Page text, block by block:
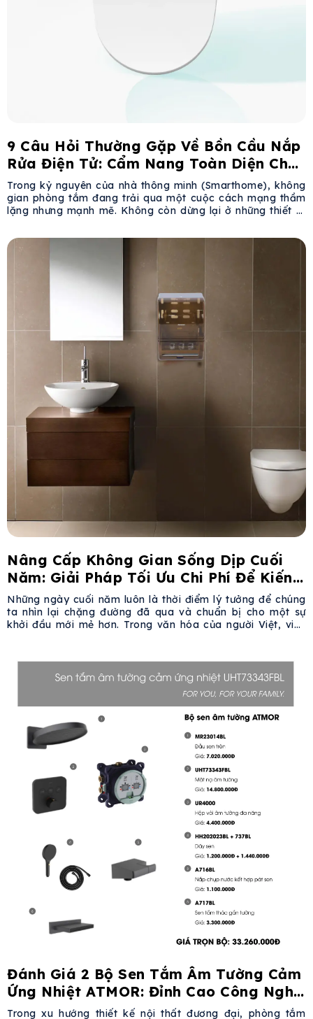
9 Câu Hỏi Thường Gặp Về Bồn Cầu Nắp
Rửa Điện Tử: Cẩm Nang Toàn Diện Cho
Phòng Tắm Hiện Đại
Trong kỷ nguyên của nhà thông minh (Smarthome), không
gian phòng tắm đang trải qua một cuộc cách mạng thầm
lặng nhưng mạnh mẽ. Không còn dừng lại ở những thiết bị
quan tâm đến nắp rửa điện tử (Electronic Bidet) – một
Nâng Cấp Không Gian Sống Dịp Cuối
Năm: Giải Pháp Tối Ưu Chi Phí Để Kiến
Tạo Sự Sang Trọng
Những ngày cuối năm luôn là thời điểm lý tưởng để chúng
ta nhìn lại chặng đường đã qua và chuẩn bị cho một sự
khởi đầu mới mẻ hơn. Trong văn hóa của người Việt, việc
Đánh Giá 2 Bộ Sen Tắm Âm Tường Cảm
Ứng Nhiệt ATMOR: Đỉnh Cao Công Nghệ
& Thẩm Mỹ Cho Phòng Tắm Hiện Đại
Trong xu hướng thiết kế nội thất đương đại, phòng tắm